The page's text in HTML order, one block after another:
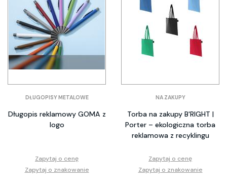
DŁUGOPISY METALOWE
Długopis reklamowy GOMA z
logo
Zapytaj o cenę
Zapytaj o znakowanie
NA ZAKUPY
Torba na zakupy B'RIGHT |
Porter – ekologiczna torba
reklamowa z recyklingu
Zapytaj o cenę
Zapytaj o znakowanie